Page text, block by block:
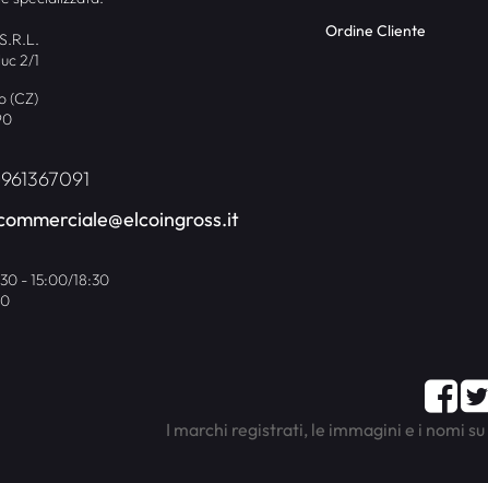
2/1
(CZ)
- 15:00/18:30
Ordine Cliente
I marchi registrati, le immagini e i nomi